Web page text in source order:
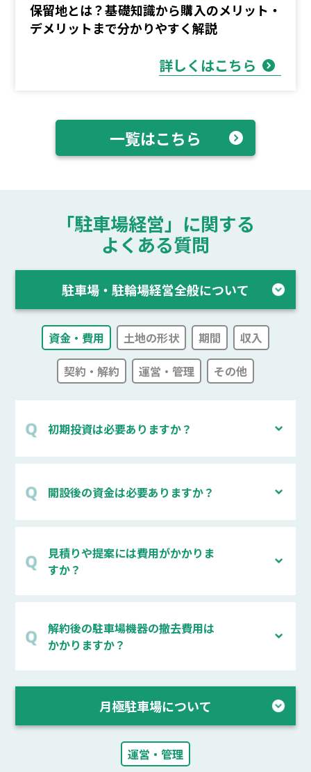
保留地とは？基礎知識から購入のメリット・
デメリットまで分かりやすく解説
詳しくはこちら
一覧はこちら
「駐車場経営」に関する
よくある質問
駐車場・駐輪場経営全般について
資金・費用 土地の形状 期間
収入
契約・解約
運営・管理 その他
初期投資は必要ありますか？
開設後の資金は必要ありますか？
見積りや提案には費用がかかりま
すか？
解約後の駐車場機器の撤去費用は
かかりますか？
月極駐車場について
運営・管理